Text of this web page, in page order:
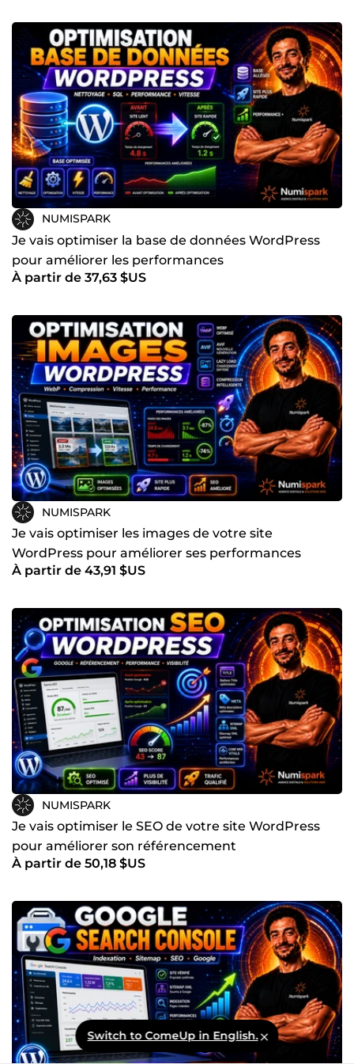
NUMISPARK
Je vais optimiser la base de données WordPress
pour améliorer les performances
À partir de 37,63 $US
NUMISPARK
Je vais optimiser les images de votre site
WordPress pour améliorer ses performances
À partir de 43,91 $US
NUMISPARK
Je vais optimiser le SEO de votre site WordPress
pour améliorer son référencement
À partir de 50,18 $US
Switch to ComeUp in English.